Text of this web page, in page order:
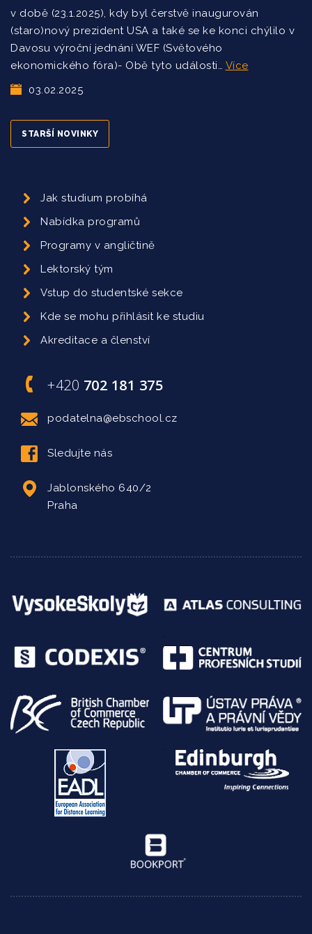
v době (23.1.2025), kdy byl čerstvě inaugurován
(staro)nový prezident USA a také se ke konci chýlilo v
Davosu výroční jednání WEF (Světového
ekonomického fóra)- Obě tyto události… Více
03.02.2025
STARŠÍ NOVINKY
Jak studium probíhá
Nabídka programů
Programy v angličtině
Lektorský tým
Vstup do studentské sekce
Kde se mohu přihlásit ke studiu
Akreditace a členství
+420 702 181 375
podatelna@ebschool.cz
Sledujte nás
Jablonského 640/2
Praha